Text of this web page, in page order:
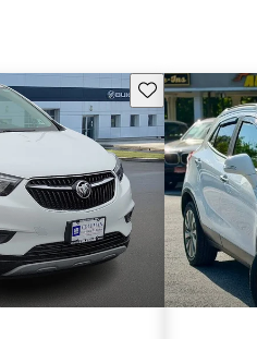
Guarda este Aviso